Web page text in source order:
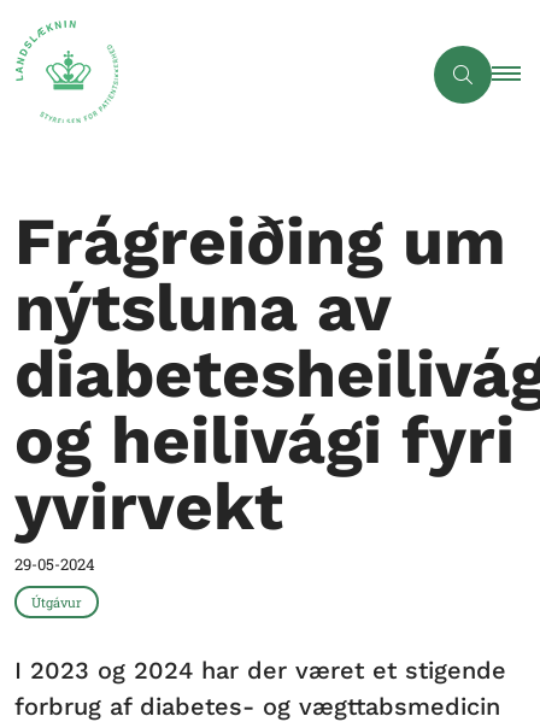
Frágreiðing um
nýtsluna av
og heilivági fyri
yvirvekt
29-05-2024
Útgávur
I 2023 og 2024 har der været et stigende
forbrug af diabetes- og vægttabsmedicin